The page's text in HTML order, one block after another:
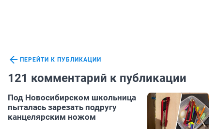
ПЕРЕЙТИ К ПУБЛИКАЦИИ
121 комментарий к публикации
Под Новосибирском школьница
пыталась зарезать подругу
канцелярским ножом